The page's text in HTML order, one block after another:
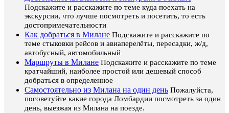
Подскажите и расскажите по теме куда поехать на
экскурсии, что лучше посмотреть и посетить, то есть
достопримечательности
Как добраться в Милане Подскажите и расскажите по
теме стыковки рейсов и авиаперелёты, пересадки, ж/д,
автобусный, автомобильный
Маршруты в Милане Подскажите и расскажите по теме
кратчайший, наиболее простой или дешевый способ
добраться в определенное
Самостоятельно из Милана на один день Пожалуйста,
посоветуйте какие города Ломбардии посмотреть за один
день, выезжая из Милана на поезде.